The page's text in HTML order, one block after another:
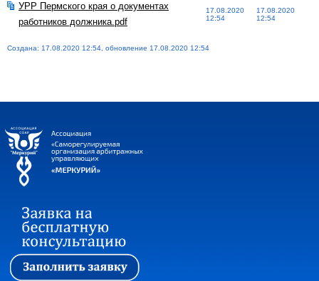
УРР Пермского края о документах
работников должника.pdf
17.08.2020
12:54
17.08.2020
12:54
Создана: 17.08.2020 12:54, обновление 17.08.2020 12:54